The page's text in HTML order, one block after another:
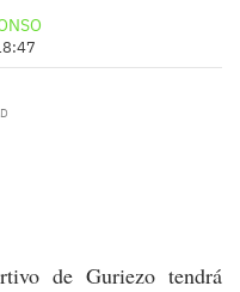
de Guriezo tendrá